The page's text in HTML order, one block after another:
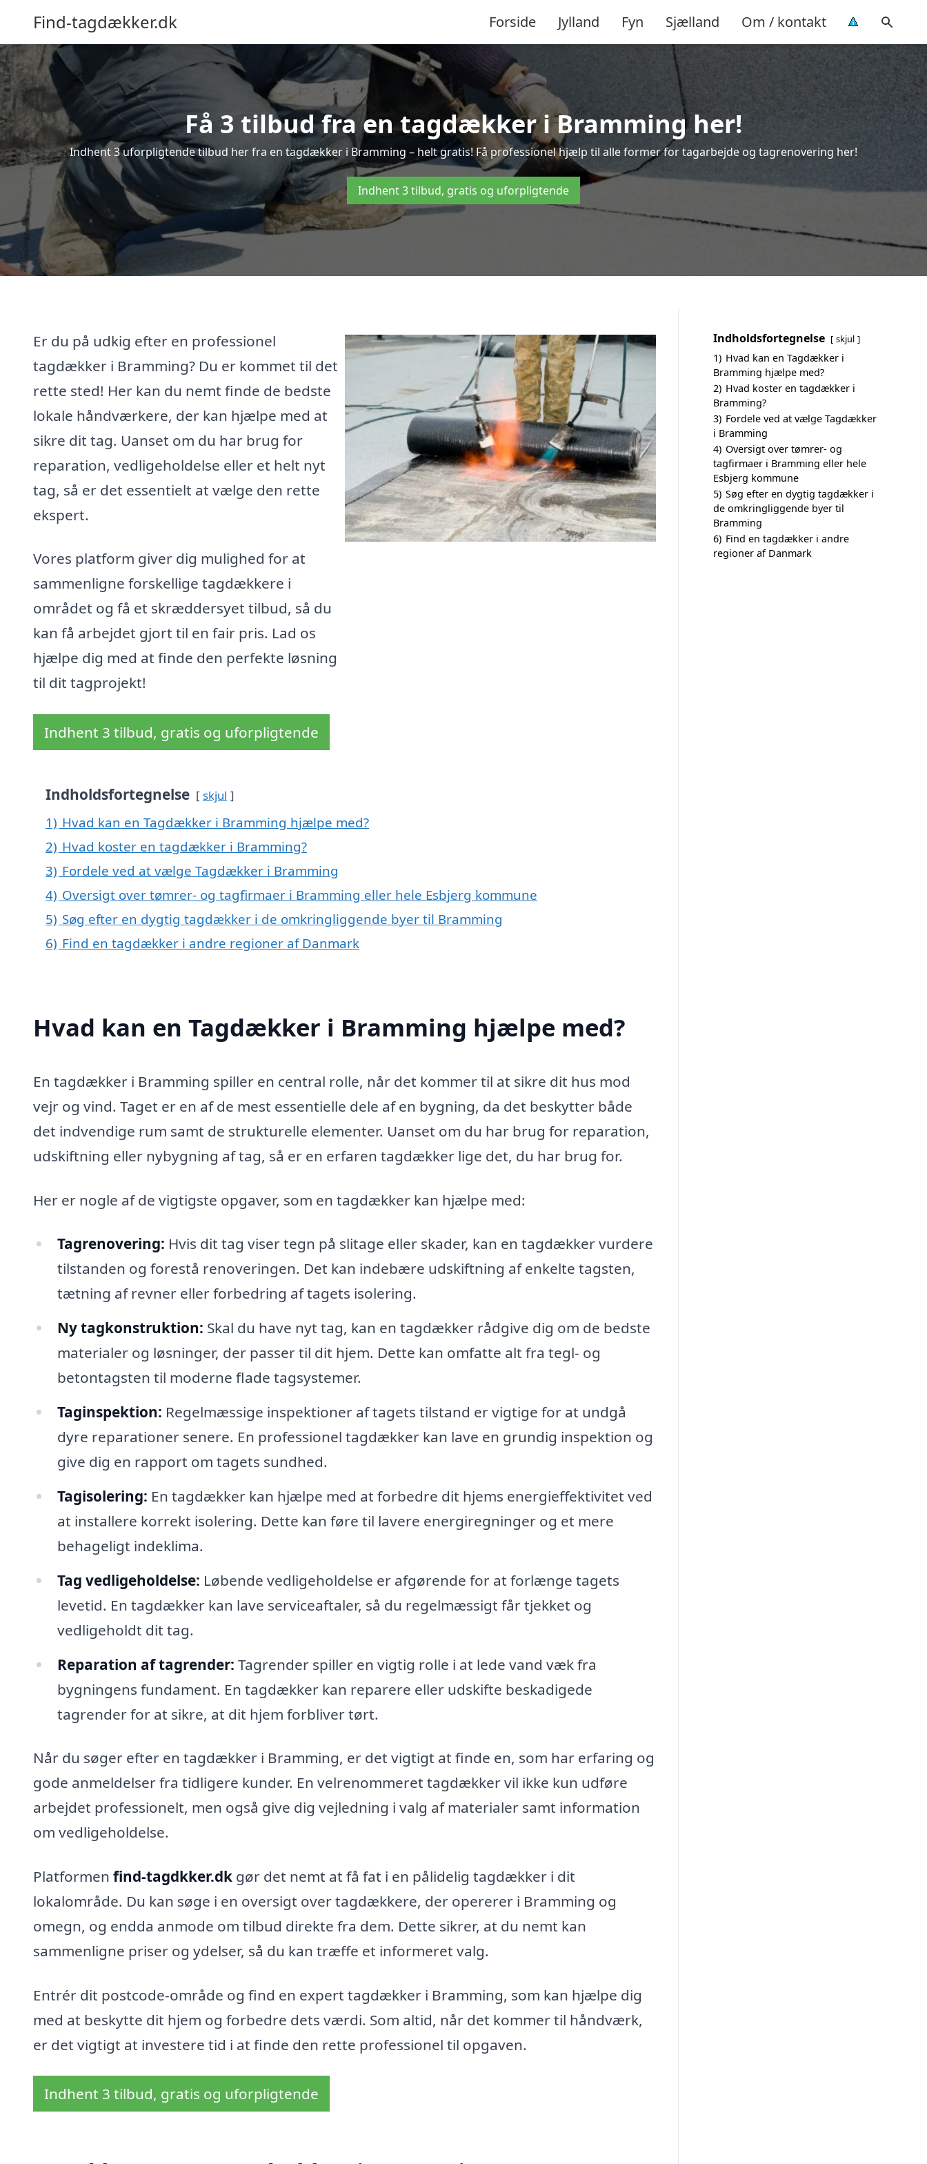
Find-tagdækker.dk Forside Jylland Fyn Sjælland Om / kontakt
Få 3 tilbud fra en tagdækker i Bramming her!
Indhent 3 uforpligtende tilbud her fra en tagdækker i Bramming – helt gratis! Få professionel hjælp til alle former for tagarbejde og tagrenovering her!
Indhent 3 tilbud, gratis og uforpligtende
Er du på udkig efter en professionel
tagdækker i Bramming? Du er kommet til det
rette sted! Her kan du nemt finde de bedste
lokale håndværkere, der kan hjælpe med at
sikre dit tag. Uanset om du har brug for
reparation, vedligeholdelse eller et helt nyt
tag, så er det essentielt at vælge den rette
ekspert.
Vores platform giver dig mulighed for at
sammenligne forskellige tagdækkere i
området og få et skræddersyet tilbud, så du
kan få arbejdet gjort til en fair pris. Lad os
hjælpe dig med at finde den perfekte løsning
til dit tagprojekt!
Indhent 3 tilbud, gratis og uforpligtende
Indholdsfortegnelse skjul
1) Hvad kan en Tagdækker i Bramming hjælpe med?
2) Hvad koster en tagdækker i Bramming?
3) Fordele ved at vælge Tagdækker i Bramming
4) Oversigt over tømrer- og tagfirmaer i Bramming eller hele Esbjerg kommune
5) Søg efter en dygtig tagdækker i de omkringliggende byer til Bramming
6) Find en tagdækker i andre regioner af Danmark
Hvad kan en Tagdækker i Bramming hjælpe med?
En tagdækker i Bramming spiller en central rolle, når det kommer til at sikre dit hus mod
vejr og vind. Taget er en af de mest essentielle dele af en bygning, da det beskytter både
det indvendige rum samt de strukturelle elementer. Uanset om du har brug for reparation,
udskiftning eller nybygning af tag, så er en erfaren tagdækker lige det, du har brug for.
Her er nogle af de vigtigste opgaver, som en tagdækker kan hjælpe med:
Tagrenovering: Hvis dit tag viser tegn på slitage eller skader, kan en tagdækker vurdere
tilstanden og forestå renoveringen. Det kan indebære udskiftning af enkelte tagsten,
tætning af revner eller forbedring af tagets isolering.
Ny tagkonstruktion: Skal du have nyt tag, kan en tagdækker rådgive dig om de bedste
materialer og løsninger, der passer til dit hjem. Dette kan omfatte alt fra tegl- og
betontagsten til moderne flade tagsystemer.
Taginspektion: Regelmæssige inspektioner af tagets tilstand er vigtige for at undgå
dyre reparationer senere. En professionel tagdækker kan lave en grundig inspektion og
give dig en rapport om tagets sundhed.
Tagisolering: En tagdækker kan hjælpe med at forbedre dit hjems energieffektivitet ved
at installere korrekt isolering. Dette kan føre til lavere energiregninger og et mere
behageligt indeklima.
Tag vedligeholdelse: Løbende vedligeholdelse er afgørende for at forlænge tagets
levetid. En tagdækker kan lave serviceaftaler, så du regelmæssigt får tjekket og
vedligeholdt dit tag.
Reparation af tagrender: Tagrender spiller en vigtig rolle i at lede vand væk fra
bygningens fundament. En tagdækker kan reparere eller udskifte beskadigede
tagrender for at sikre, at dit hjem forbliver tørt.
Når du søger efter en tagdækker i Bramming, er det vigtigt at finde en, som har erfaring og
gode anmeldelser fra tidligere kunder. En velrenommeret tagdækker vil ikke kun udføre
arbejdet professionelt, men også give dig vejledning i valg af materialer samt information
om vedligeholdelse.
Platformen find-tagdkker.dk gør det nemt at få fat i en pålidelig tagdækker i dit
lokalområde. Du kan søge i en oversigt over tagdækkere, der opererer i Bramming og
omegn, og endda anmode om tilbud direkte fra dem. Dette sikrer, at du nemt kan
sammenligne priser og ydelser, så du kan træffe et informeret valg.
Entrér dit postcode-område og find en expert tagdækker i Bramming, som kan hjælpe dig
med at beskytte dit hjem og forbedre dets værdi. Som altid, når det kommer til håndværk,
er det vigtigt at investere tid i at finde den rette professionel til opgaven.
Indhent 3 tilbud, gratis og uforpligtende
Indholdsfortegnelse skjul
1) Hvad kan en Tagdækker i
Bramming hjælpe med?
2) Hvad koster en tagdækker i
Bramming?
3) Fordele ved at vælge Tagdækker
i Bramming
4) Oversigt over tømrer- og
tagfirmaer i Bramming eller hele
Esbjerg kommune
5) Søg efter en dygtig tagdækker i
de omkringliggende byer til
Bramming
6) Find en tagdækker i andre
regioner af Danmark